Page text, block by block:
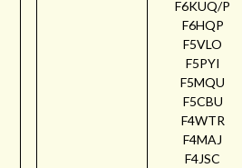
F6KUQ/P
F6HQP
F5VLO
F5PYI
F5MQU
F5CBU
F4WTR
F4MAJ
F4JSC